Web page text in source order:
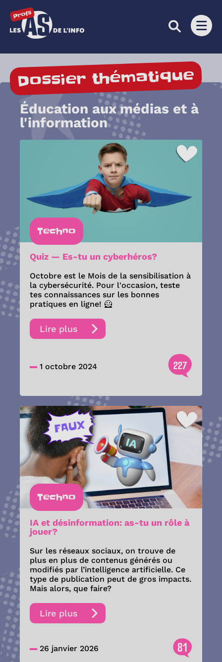
Les as de l'info
Dossier thématique
Éducation aux médias et à
l'information
Techno
Quiz — Es-tu un cyberhéros?
Octobre est le Mois de la sensibilisation à
la cybersécurité. Pour l'occasion, teste
tes connaissances sur les bonnes
pratiques en ligne! 🦸
Lire plus
1 octobre 2024 227
Techno
IA et désinformation: as-tu un rôle à
jouer?
Sur les réseaux sociaux, on trouve de
plus en plus de contenus générés ou
modifiés par l’intelligence artificielle. Ce
type de publication peut de gros impacts.
Mais alors, que faire?
Lire plus
26 janvier 2026 81